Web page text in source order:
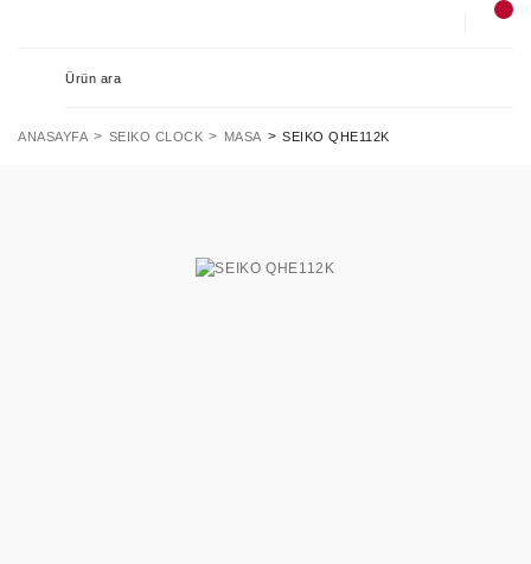
ANASAYFA SEIKO CLOCK MASA SEIKO QHE112K